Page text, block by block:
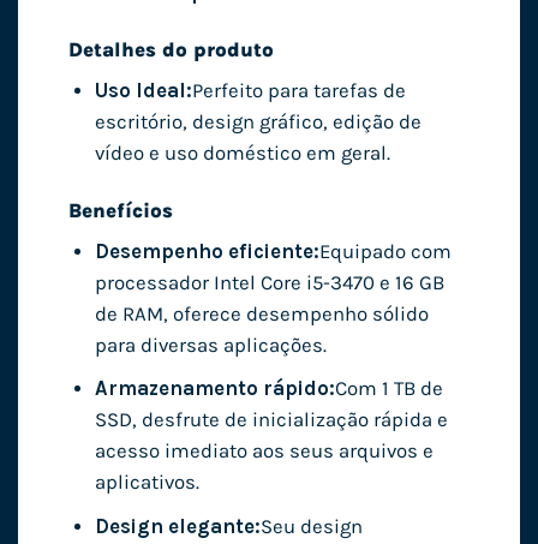
Detalhes do produto
Uso Ideal:Perfeito para tarefas de
escritório, design gráfico, edição de
vídeo e uso doméstico em geral.
Benefícios
Desempenho eficiente:Equipado com
processador Intel Core i5-3470 e 16 GB
de RAM, oferece desempenho sólido
para diversas aplicações.
Armazenamento rápido:Com 1 TB de
SSD, desfrute de inicialização rápida e
acesso imediato aos seus arquivos e
aplicativos.
Design elegante:Seu design